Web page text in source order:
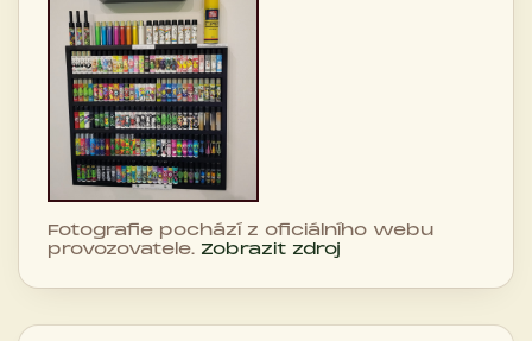
Fotografie pochází z oficiálního webu
provozovatele. Zobrazit zdroj